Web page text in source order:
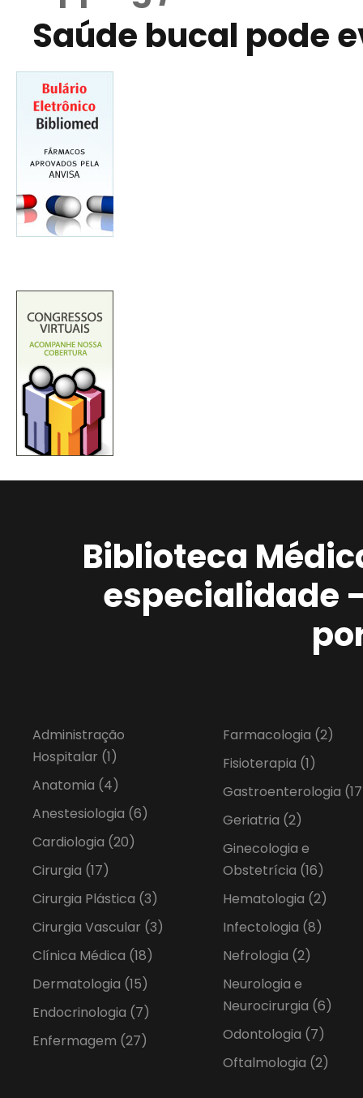
Saúde bucal pode
Biblioteca
especialidade
Administração
Hospitalar (1)
Anatomia (4)
Anestesiologia (6)
Cardiologia (20)
Cirurgia (17)
Cirurgia Plástica (3)
Cirurgia Vascular (3)
Clínica Médica (18)
Dermatologia (15)
Endocrinologia (7)
Enfermagem (27)
Farmacologia (2)
Fisioterapia (1)
Gastroenterologia
Geriatria (2)
Ginecologia e
Obstetrícia (16)
Hematologia (2)
Infectologia (8)
Nefrologia (2)
Neurologia e
Neurocirurgia (6)
Odontologia (7)
Oftalmologia (2)